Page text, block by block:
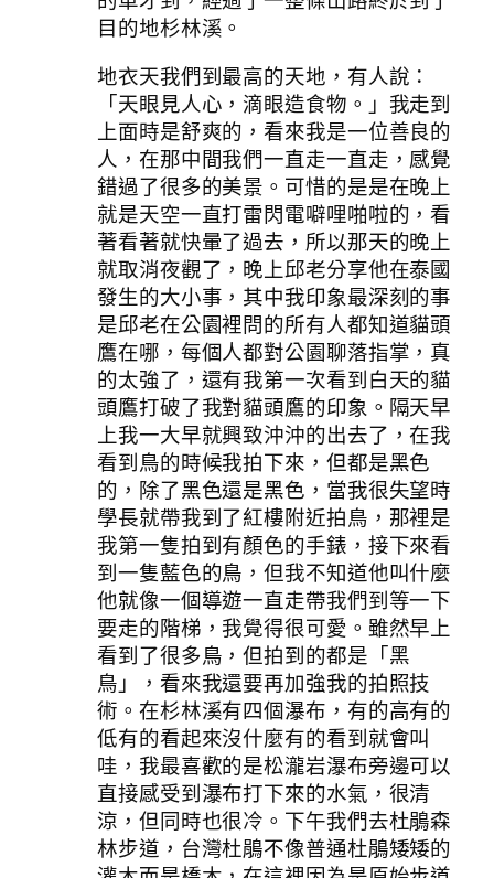
目的地杉林溪。
地衣天我們到最高的天地，有人說：
「天眼見人心，滴眼造食物。」我走到
上面時是舒爽的，看來我是一位善良的
人，在那中間我們一直走一直走，感覺
錯過了很多的美景。可惜的是是在晚上
就是天空一直打雷閃電噼哩啪啦的，看
著看著就快暈了過去，所以那天的晚上
就取消夜觀了，晚上邱老分享他在泰國
發生的大小事，其中我印象最深刻的事
是邱老在公園裡問的所有人都知道貓頭
鷹在哪，每個人都對公園聊落指掌，真
的太強了，還有我第一次看到白天的貓
頭鷹打破了我對貓頭鷹的印象。隔天早
上我一大早就興致沖沖的出去了，在我
看到鳥的時候我拍下來，但都是黑色
的，除了黑色還是黑色，當我很失望時
學長就帶我到了紅樓附近拍鳥，那裡是
我第一隻拍到有顏色的手錶，接下來看
到一隻藍色的鳥，但我不知道他叫什麼
他就像一個導遊一直走帶我們到等一下
要走的階梯，我覺得很可愛。雖然早上
看到了很多鳥，但拍到的都是「黑
鳥」，看來我還要再加強我的拍照技
術。在杉林溪有四個瀑布，有的高有的
低有的看起來沒什麼有的看到就會叫
哇，我最喜歡的是松瀧岩瀑布旁邊可以
直接感受到瀑布打下來的水氣，很清
涼，但同時也很冷。下午我們去杜鵑森
林步道，台灣杜鵑不像普通杜鵑矮矮的